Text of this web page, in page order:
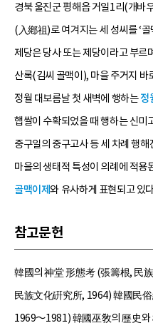
경북 울진군 평해읍 거일1리(개바
(入鄕祖)로 여겨지는 세 성씨를 ‘
제당은 당사 또는 제당이라고 부르
산록(김씨 골맥이), 마을 주거지
정월 대보름날 첫 새벽에 행하는정
햅쌀이 수확되었을 때 행하는 신
중구일의 중구고사 등 세 차례 행
마을의 생태적 특성이 의례에 적용
골맥이제와 유사하게 표현되고 있
참고문헌
韓國의 神堂 形態考 (張籌根, 民
民族文化硏究所, 1964) 韓國民
1969～1981) 韓國巫敎의 歷史